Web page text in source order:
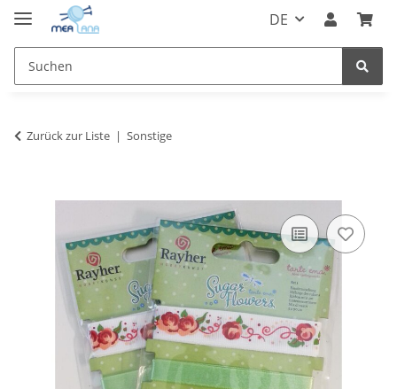
DE
Zurück zur Liste Sonstige